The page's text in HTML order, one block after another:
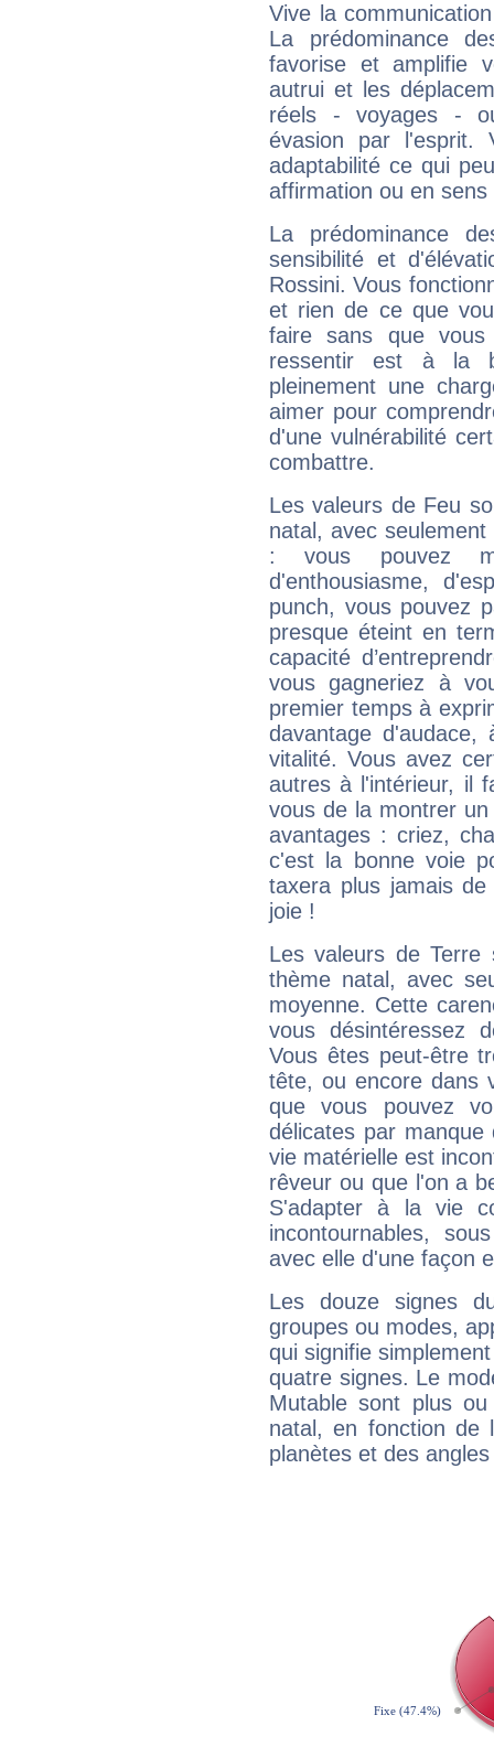
Vive la
La prédominance
favorise et amplifie
autrui et les
réels - voyages -
évasion par l'esprit.
adaptabilité ce qui
affirmation ou en
La prédominance
sensibilité et
Rossini. Vous
et rien de ce que
faire sans que
ressentir est à la
pleinement une
aimer pour
d'une vulnérabilité
combattre.
Les valeurs de Feu
natal, avec
: vous pouvez
d'enthousiasme,
punch, vous pouvez
presque éteint en
capacité
vous gagneriez à
premier temps à
davantage
vitalité. Vous avez
autres à l'intérieur, il
vous de la montrer
avantages : criez,
c'est la bonne voie
taxera plus jamais
joie !
Les valeurs de Terre
thème natal, avec
moyenne. Cette
vous désintéressez
Vous êtes peut-être
tête, ou encore dans
que vous pouvez
délicates par
vie matérielle est
rêveur ou que l'on a
S'adapter à la vie
incontournables,
avec elle d'une façon
Les douze signes
groupes ou modes,
qui signifie
quatre signes. Le
Mutable sont plus
natal, en fonction de
planètes et des